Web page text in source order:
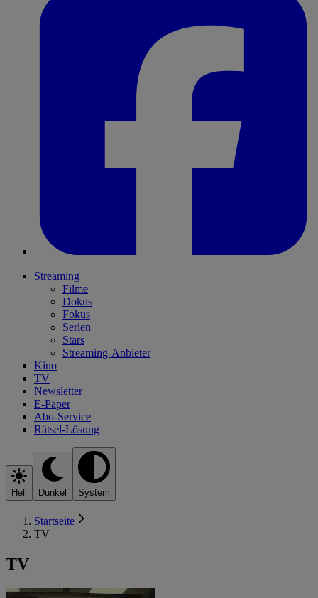
Streaming
Filme
Dokus
Fokus
Serien
Stars
Streaming-Anbieter
Kino
TV
Newsletter
E-Paper
Abo-Service
Rätsel-Lösung
Hell Dunkel System
Startseite
TV
TV